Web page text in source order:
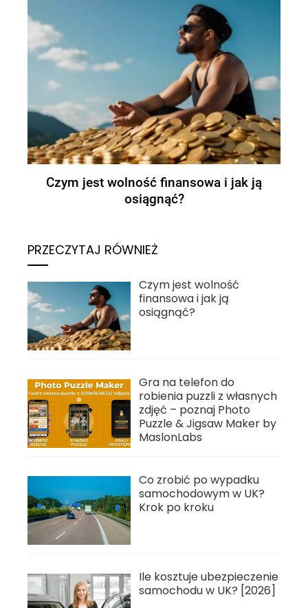
Co zrobić po wypadku samochodowym w
UK? Krok po kroku
PRZECZYTAJ RÓWNIEŻ
Czym jest wolność
finansowa i jak ją
osiągnąć?
Gra na telefon do
robienia puzzli z własnych
zdjęć – poznaj Photo
Puzzle & Jigsaw Maker by
MaslonLabs
Co zrobić po wypadku
samochodowym w UK?
Krok po kroku
Ile kosztuje ubezpieczenie
samochodu w UK? [2026]